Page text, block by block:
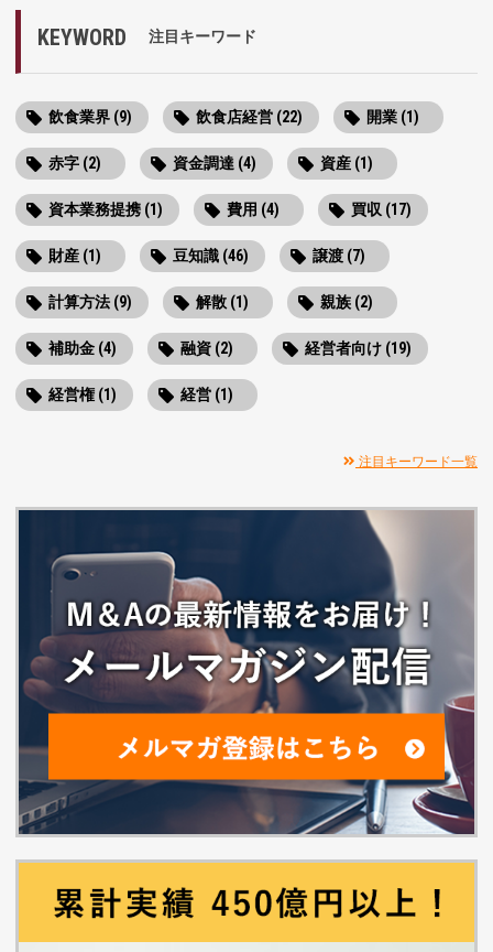
KEYWORD 注目キーワード
飲食業界 (9) 飲食店経営 (22) 開業 (1)
赤字 (2) 資金調達 (4) 資産 (1)
資本業務提携 (1) 費用 (4) 買収 (17)
財産 (1) 豆知識 (46) 譲渡 (7)
計算方法 (9) 解散 (1) 親族 (2)
補助金 (4) 融資 (2) 経営者向け (19)
経営権 (1) 経営 (1)
注目キーワード一覧